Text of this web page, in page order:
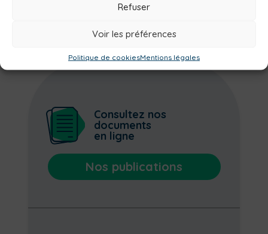
Refuser
Voir les préférences
Politique de cookiesMentions légales
Consultez nos
documents
en ligne
Nos publications